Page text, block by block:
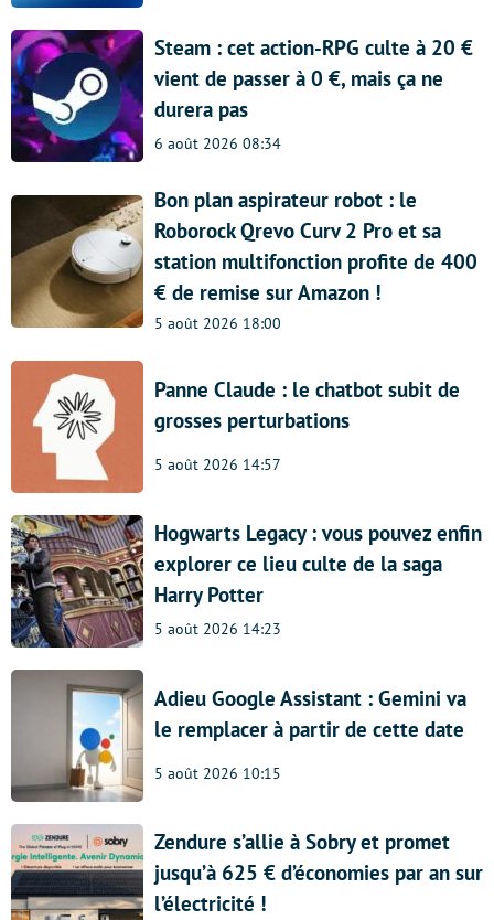
Steam : cet action-RPG culte à 20 €
vient de passer à 0 €, mais ça ne
durera pas
6 août 2026 08:34
Bon plan aspirateur robot : le
Roborock Qrevo Curv 2 Pro et sa
station multifonction profite de 400
€ de remise sur Amazon !
5 août 2026 18:00
Panne Claude : le chatbot subit de
grosses perturbations
5 août 2026 14:57
Hogwarts Legacy : vous pouvez enfin
explorer ce lieu culte de la saga
Harry Potter
5 août 2026 14:23
Adieu Google Assistant : Gemini va
le remplacer à partir de cette date
5 août 2026 10:15
Zendure s’allie à Sobry et promet
jusqu’à 625 € d’économies par an sur
l’électricité !